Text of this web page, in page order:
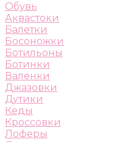
Обувь
Аквастоки
Балетки
Босоножки
Ботильоны
Ботинки
Валенки
Джазовки
Дутики
Кеды
Кроссовки
Лоферы